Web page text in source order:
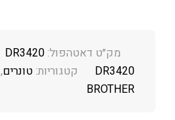
מק״ט דאטהפול:DR3420
DR3420
קטגוריות:טונרים,
BROTHER